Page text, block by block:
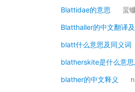
Blattidae的意思 蜚
Blatthaller的中文翻译
blatt什么意思及同义词
blatherskite是什么意思
blather的中文释义